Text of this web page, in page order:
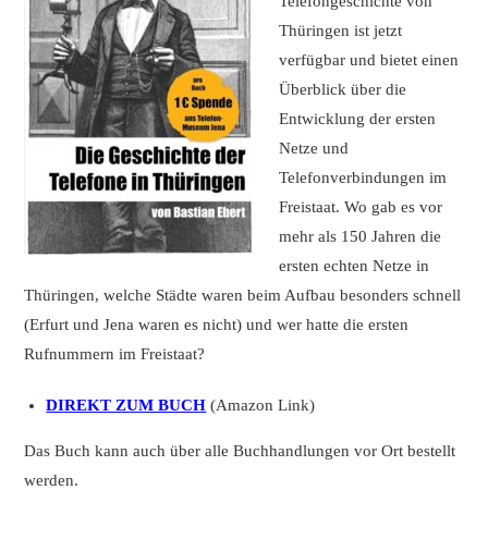
Thüringen ist jetzt
verfügbar und bietet einen
Überblick über die
Entwicklung der ersten
Netze und
Telefonverbindungen im
Freistaat. Wo gab es vor
mehr als 150 Jahren die
ersten echten Netze in
Thüringen, welche Städte waren beim Aufbau besonders schnell
(Erfurt und Jena waren es nicht) und wer hatte die ersten
Rufnummern im Freistaat?
DIREKT ZUM BUCH (Amazon Link)
Das Buch kann auch über alle Buchhandlungen vor Ort bestellt
werden.